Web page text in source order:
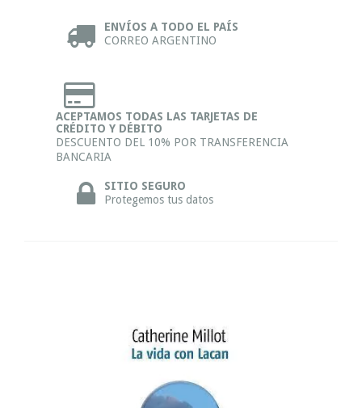
ENVÍOS A TODO EL PAÍS
CORREO ARGENTINO
ACEPTAMOS TODAS LAS TARJETAS DE
CRÉDITO Y DÉBITO
DESCUENTO DEL 10% POR TRANSFERENCIA
BANCARIA
SITIO SEGURO
Protegemos tus datos